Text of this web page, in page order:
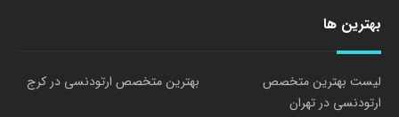
بهترین ها
لیست بهترین متخصص
ارتودنسی در تهران
بهترین متخصص ارتودنسی در کرج